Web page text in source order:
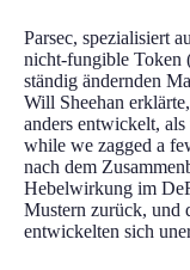
Parsec, spezialisiert
nicht-fungible Token
ständig ändernden
Will Sheehan
anders entwickelt,
while we zagged a
nach dem
Hebelwirkung im
Mustern zurück, und
entwickelten sich